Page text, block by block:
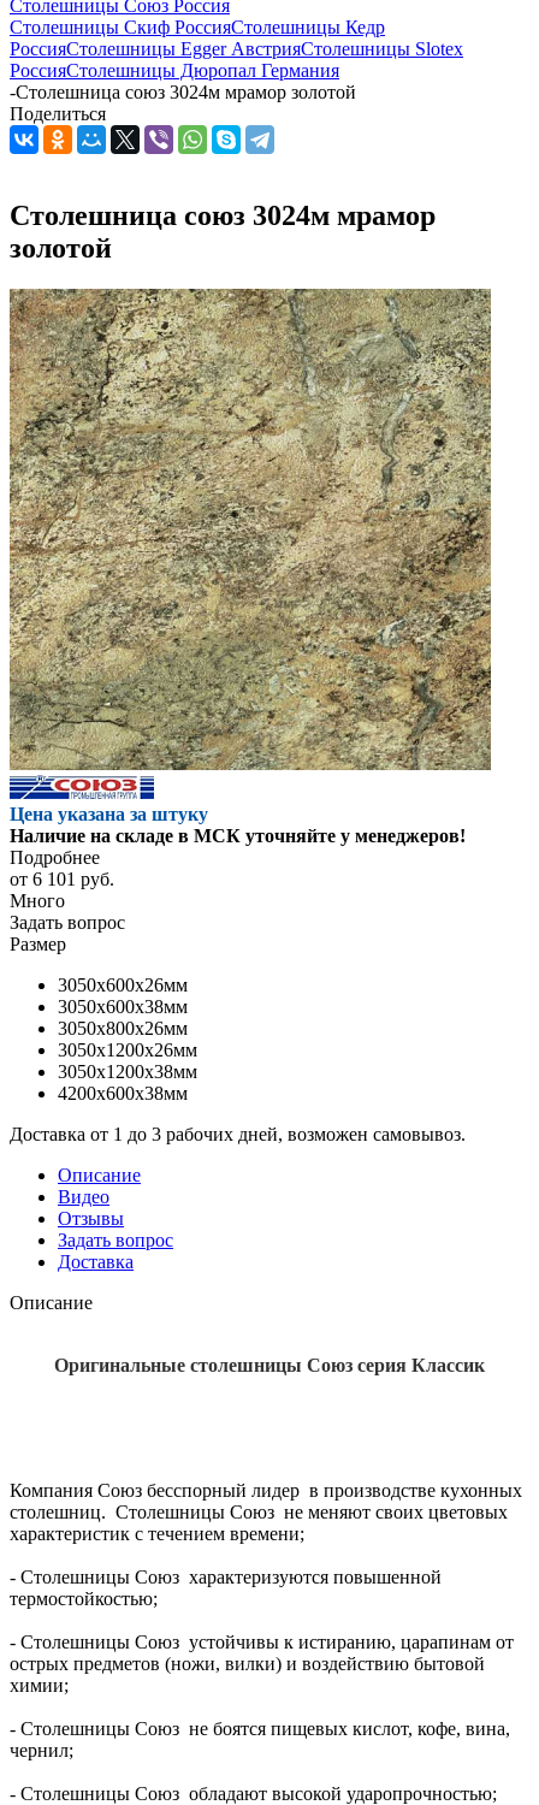
Столешницы Союз Россия
Столешницы Скиф РоссияСтолешницы Кедр
РоссияСтолешницы Egger АвстрияСтолешницы Slotex
РоссияСтолешницы Дюропал Германия
-Столешница союз 3024м мрамор золотой
Поделиться
Столешница союз 3024м мрамор
золотой
Цена указана за штуку
Наличие на складе в МСК уточняйте у менеджеров!
Подробнее
от 6 101 руб.
Много
Задать вопрос
Размер
3050x600x26мм
3050x600x38мм
3050x800x26мм
3050x1200x26мм
3050x1200x38мм
4200x600x38мм
Доставка от 1 до 3 рабочих дней, возможен самовывоз.
Описание
Видео
Отзывы
Задать вопрос
Доставка
Описание
Оригинальные столешницы Союз серия Классик
Компания Союз бесспорный лидер в производстве кухонных
столешниц. Столешницы Союз не меняют своих цветовых
характеристик с течением времени;
- Столешницы Союз характеризуются повышенной
термостойкостью;
- Столешницы Союз устойчивы к истиранию, царапинам от
острых предметов (ножи, вилки) и воздействию бытовой
химии;
- Столешницы Союз не боятся пищевых кислот, кофе, вина,
чернил;
- Столешницы Союз обладают высокой ударопрочностью;